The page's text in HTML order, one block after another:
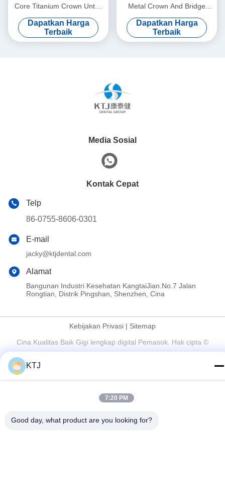
Core Titanium Crown Untuk
Gigi
Dapatkan Harga
Terbaik
Metal Crown And Bridge
Kekuatan yang kuat
Disesuaikan
Dapatkan Harga
Terbaik
Media Sosial
Kontak Cepat
Telp
86-0755-8606-0301
E-mail
jacky@ktjdental.com
Alamat
Bangunan Industri Kesehatan KangtaiJian.No.7 Jalan
Rongtian, Distrik Pingshan, Shenzhen, Cina
Kebijakan Privasi | Sitemap
Cina Kualitas Baik Gigi lengkap digital Pemasok. Hak cipta ©
2025-2026 Shenzhen KTJ DentalLabs Co.,Ltd. Semua hak
KTJ
7:20 PM
Good day, what product are you looking for?